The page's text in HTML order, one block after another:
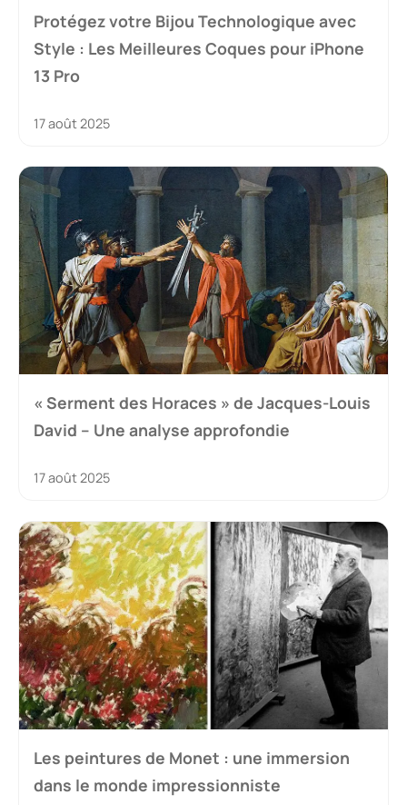
Protégez votre Bijou Technologique avec
Style : Les Meilleures Coques pour iPhone
13 Pro
17 août 2025
« Serment des Horaces » de Jacques-Louis
David – Une analyse approfondie
17 août 2025
Les peintures de Monet : une immersion
dans le monde impressionniste